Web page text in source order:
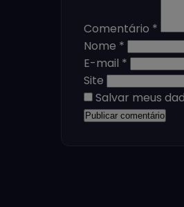
Comentário *
Nome *
E-mail *
Site
Salvar meus